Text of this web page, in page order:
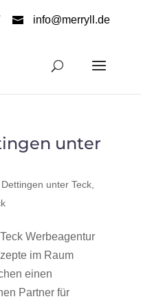
info@merryll.de
unter
Dettingen unter Teck,
Werbeagentur
im Raum
einen
Partner für